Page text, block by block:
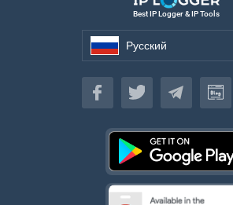
Best IP Logger & IP Tools
Русский
Русский